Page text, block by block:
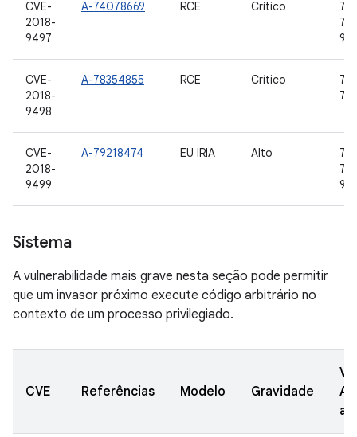
CVE-
2018-
9497
A-74078669 RCE Crítico
9
CVE-
2018-
9498
A-78354855 RCE Crítico
CVE-
2018-
9499
A-79218474 EU IRIA Alto
9
Sistema
A vulnerabilidade mais grave nesta seção pode permitir
que um invasor próximo execute código arbitrário no
contexto de um processo privilegiado.
CVE Referências Modelo Gravidade